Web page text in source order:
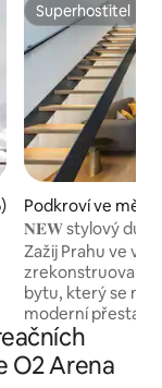
4,92 z 5,
Superhostitel
Superhostitel
Podkroví ve
𝐍𝐄𝐖 stylový
TV,︱ parkování
Zažij Prahu ve
bytu, který se
moderní
Zůstaň ve spojení
Fi, odpočiň si s
pracuj na
O2 Arena